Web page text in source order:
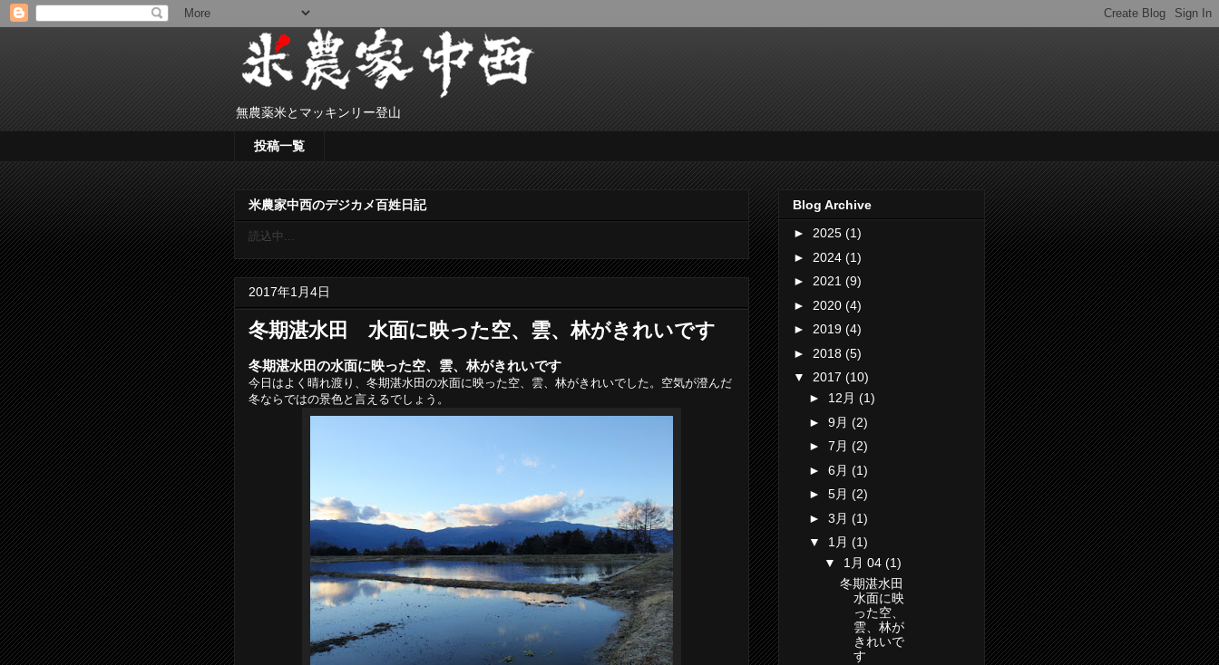
無農薬米とマッキンリー登山
投稿一覧
米農家中西のデジカメ百姓日記
読込中...
2017年1月4日
冬期湛水田 水面に映った空、雲、林がきれいです
冬期湛水田の水面に映った空、雲、林がきれいです
今日はよく晴れ渡り、冬期湛水田の水面に映った空、雲、林がきれいでした。空気が澄んだ
冬ならではの景色と言えるでしょう。
Blog Archive
► 2025 (1)
► 2024 (1)
► 2021 (9)
► 2020 (4)
► 2019 (4)
► 2018 (5)
▼ 2017 (10)
► 12月 (1)
► 9月 (2)
► 7月 (2)
► 6月 (1)
► 5月 (2)
► 3月 (1)
▼ 1月 (1)
▼ 1月 04 (1)
冬期湛水田
水面に映
った空、
雲、林が
きれいで
す